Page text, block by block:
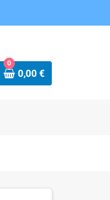
0
0,00 €